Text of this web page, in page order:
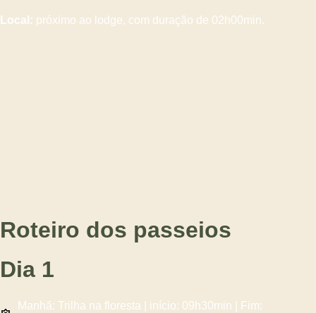
Local: próximo ao lodge, com duração de 02h00min.
Roteiro dos passeios
Dia 1
Manhã: Trilha na floresta | início: 09h30min | Fim: